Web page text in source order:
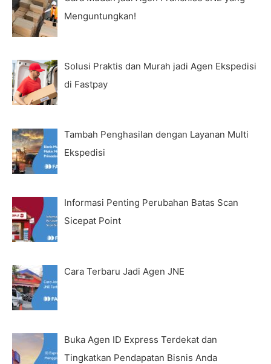
Menguntungkan!
Solusi Praktis dan Murah jadi Agen Ekspedisi
di Fastpay
Tambah Penghasilan dengan Layanan Multi
Ekspedisi
Informasi Penting Perubahan Batas Scan
Sicepat Point
Cara Terbaru Jadi Agen JNE
Buka Agen ID Express Terdekat dan
Tingkatkan Pendapatan Bisnis Anda